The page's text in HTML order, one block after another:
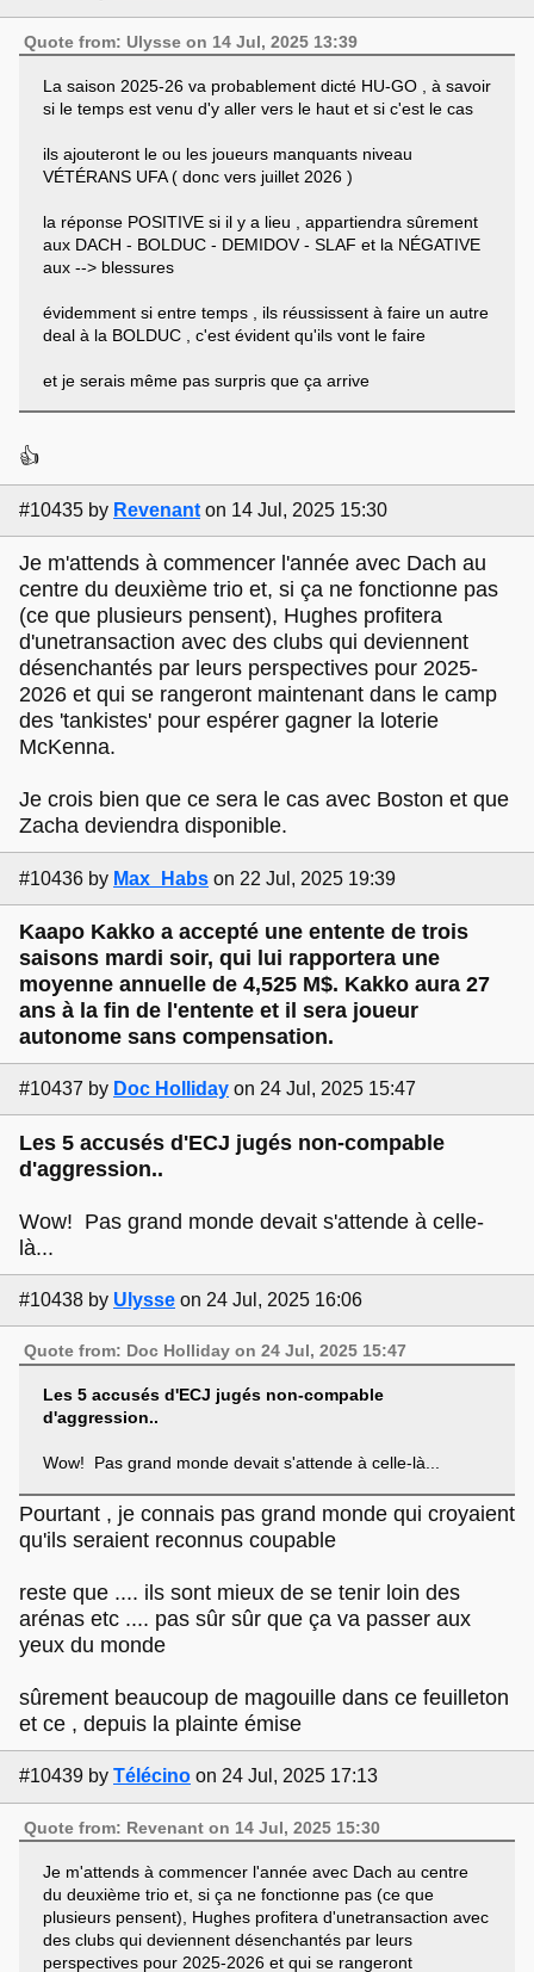
Quote from: Ulysse on 14 Jul, 2025 13:39
La saison 2025-26 va probablement dicté HU-GO , à savoir
si le temps est venu d'y aller vers le haut et si c'est le cas
ils ajouteront le ou les joueurs manquants niveau
VÉTÉRANS UFA ( donc vers juillet 2026 )
la réponse POSITIVE si il y a lieu , appartiendra sûrement
aux DACH - BOLDUC - DEMIDOV - SLAF et la NÉGATIVE
aux --> blessures
évidemment si entre temps , ils réussissent à faire un autre
deal à la BOLDUC , c'est évident qu'ils vont le faire
et je serais même pas surpris que ça arrive
👍
#10435 by Revenant on 14 Jul, 2025 15:30
Je m'attends à commencer l'année avec Dach au
centre du deuxième trio et, si ça ne fonctionne pas
(ce que plusieurs pensent), Hughes profitera
d'unetransaction avec des clubs qui deviennent
désenchantés par leurs perspectives pour 2025-
2026 et qui se rangeront maintenant dans le camp
des 'tankistes' pour espérer gagner la loterie
McKenna.
Je crois bien que ce sera le cas avec Boston et que
Zacha deviendra disponible.
#10436 by Max_Habs on 22 Jul, 2025 19:39
Kaapo Kakko a accepté une entente de trois
saisons mardi soir, qui lui rapportera une
moyenne annuelle de 4,525 M$. Kakko aura 27
ans à la fin de l'entente et il sera joueur
autonome sans compensation.
#10437 by Doc Holliday on 24 Jul, 2025 15:47
Les 5 accusés d'ECJ jugés non-compable
d'aggression..
Wow! Pas grand monde devait s'attende à celle-
là...
#10438 by Ulysse on 24 Jul, 2025 16:06
Quote from: Doc Holliday on 24 Jul, 2025 15:47
Les 5 accusés d'ECJ jugés non-compable
d'aggression..
Wow! Pas grand monde devait s'attende à celle-là...
Pourtant , je connais pas grand monde qui croyaient
qu'ils seraient reconnus coupable
reste que .... ils sont mieux de se tenir loin des
arénas etc .... pas sûr sûr que ça va passer aux
yeux du monde
sûrement beaucoup de magouille dans ce feuilleton
et ce , depuis la plainte émise
#10439 by Télécino on 24 Jul, 2025 17:13
Quote from: Revenant on 14 Jul, 2025 15:30
Je m'attends à commencer l'année avec Dach au centre
du deuxième trio et, si ça ne fonctionne pas (ce que
plusieurs pensent), Hughes profitera d'unetransaction avec
des clubs qui deviennent désenchantés par leurs
perspectives pour 2025-2026 et qui se rangeront